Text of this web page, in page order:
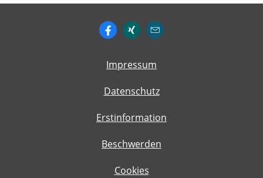
Impressum
Datenschutz
Erstinformation
Beschwerden
Cookies